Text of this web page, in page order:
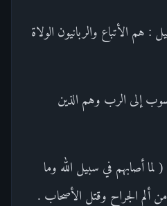
: هم الأتباع والربانيون الولاة
إلى الرب وهم الذين
لما أصابهم في سبيل الله وما
ألم الجراح وقتل الأصحاب .